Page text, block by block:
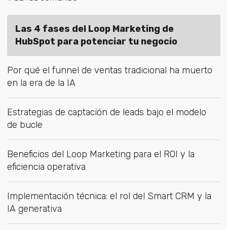
Las 4 fases del Loop Marketing de
HubSpot para potenciar tu negocio
Por qué el funnel de ventas tradicional ha muerto
en la era de la IA
Estrategias de captación de leads bajo el modelo
de bucle
Beneficios del Loop Marketing para el ROI y la
eficiencia operativa
Implementación técnica: el rol del Smart CRM y la
IA generativa